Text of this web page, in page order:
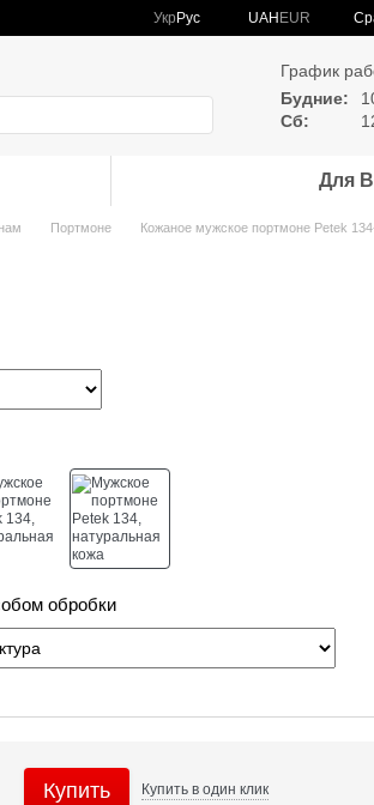
Укр Рус UAH EUR
График
Будние:
Сб:
Для
Портмоне Кожаное мужское портмоне Petek
обробки
Купить Купить в один клик